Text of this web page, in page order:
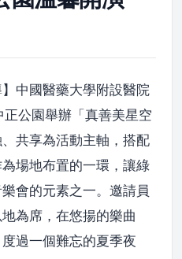
】中國醫藥大學附設醫院
公園舉辦「真善美星空
共享為活動主軸，搭配
場地布置的一環，讓綠
會的元素之一。邀請員
為席，在悠揚的樂曲
過一個難忘的夏季夜